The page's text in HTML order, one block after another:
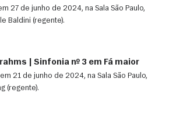
27 de junho de 2024, na Sala São Paulo,
Baldini (regente).
| Sinfonia nº 3 em Fá maior
21 de junho de 2024, na Sala São Paulo,
(regente).